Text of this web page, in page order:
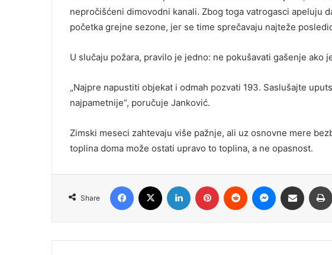
nepročišćeni dimovodni kanali. Zbog toga vatrogasci apeluju
početka grejne sezone, jer se time sprečavaju najteže
U slučaju požara, pravilo je jedno: ne pokušavati gašenje ako
„Najpre napustiti objekat i odmah pozvati 193. Saslušajte
najpametnije“, poručuje Janković.
Zimski meseci zahtevaju više pažnje, ali uz osnovne mere
toplina doma može ostati upravo to toplina, a ne opasnost.
Share
Facebook LinkedIn Pinterest Reddit Messenger
Share via Email